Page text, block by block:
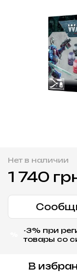
Нет в наличии
1 740
-3% при
товары со
В